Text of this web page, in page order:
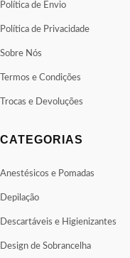
Política de Envio
Política de Privacidade
Sobre Nós
Termos e Condições
Trocas e Devoluções
CATEGORIAS
Anestésicos e Pomadas
Depilação
Descartáveis e Higienizantes
Design de Sobrancelha